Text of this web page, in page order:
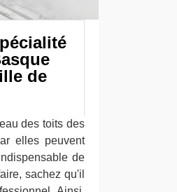
de
des toits des
elles peuvent
de
sachez qu'il